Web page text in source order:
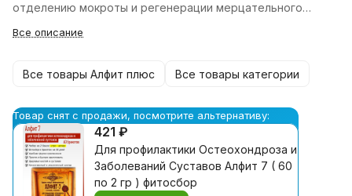
отделению мокроты и регенерации мерцательного
эпителия, тем самым способствуя лечению и
Все описание
Все товары Алфит плюс Все товары категории
Товар снят с продажи, посмотрите альтернативу:
421 ₽
Для профилактики Остеохондроза и
Заболеваний Суставов Алфит 7 ( 60
по 2 гр ) фитосбор